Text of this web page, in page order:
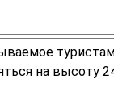
на высоту